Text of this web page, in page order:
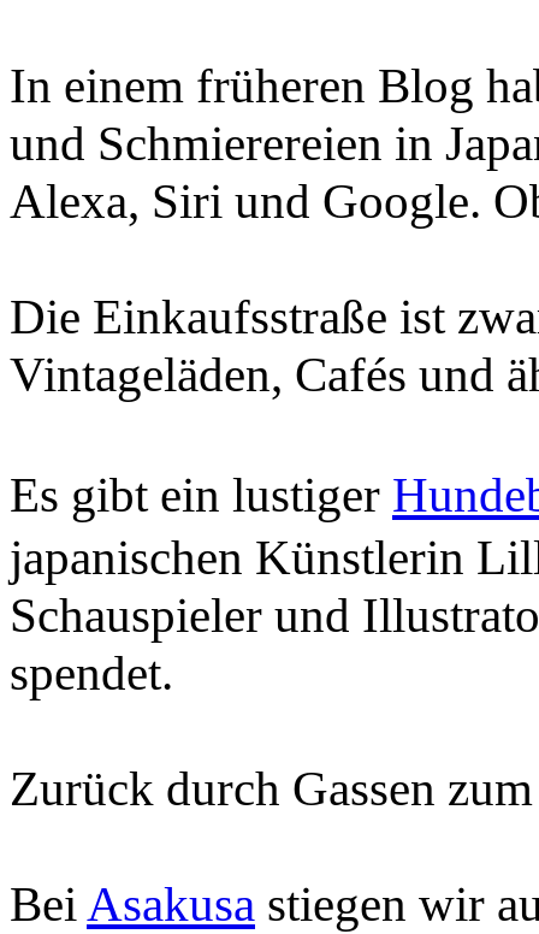
In einem früheren Blog
und Schmierereien in
Alexa, Siri und Google.
Die Einkaufsstraße ist
Vintageläden, Cafés und
Es gibt ein lustiger
japanischen Künstlerin
Schauspieler und
spendet.
Zurück durch Gassen
BeiAsakusa stiegen wir